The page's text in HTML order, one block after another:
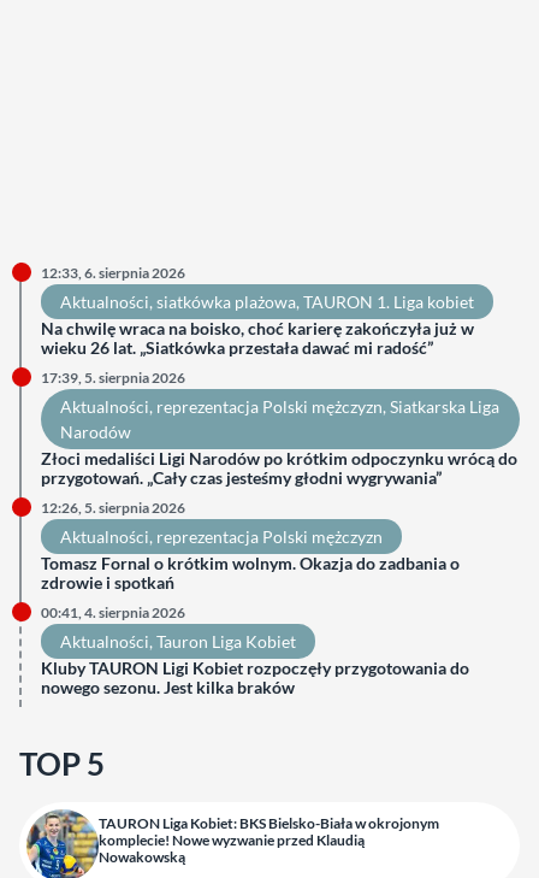
12:33, 6. sierpnia 2026
Aktualności, siatkówka plażowa, TAURON 1. Liga kobiet
Na chwilę wraca na boisko, choć karierę zakończyła już w
wieku 26 lat. „Siatkówka przestała dawać mi radość”
17:39, 5. sierpnia 2026
Aktualności, reprezentacja Polski mężczyzn, Siatkarska Liga
Narodów
Złoci medaliści Ligi Narodów po krótkim odpoczynku wrócą do
przygotowań. „Cały czas jesteśmy głodni wygrywania”
12:26, 5. sierpnia 2026
Aktualności, reprezentacja Polski mężczyzn
Tomasz Fornal o krótkim wolnym. Okazja do zadbania o
zdrowie i spotkań
00:41, 4. sierpnia 2026
Aktualności, Tauron Liga Kobiet
Kluby TAURON Ligi Kobiet rozpoczęły przygotowania do
nowego sezonu. Jest kilka braków
TOP 5
TAURON Liga Kobiet: BKS Bielsko-Biała w okrojonym
komplecie! Nowe wyzwanie przed Klaudią
Nowakowską